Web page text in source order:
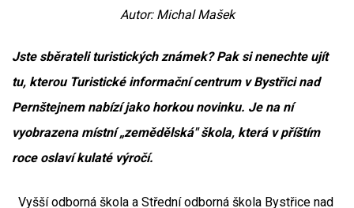
Autor: Michal Mašek
Jste sběrateli turistických známek? Pak si nenechte ujít
tu, kterou Turistické informační centrum v Bystřici nad
Pernštejnem nabízí jako horkou novinku. Je na ní
vyobrazena místní „zemědělská" škola, která v příštím
roce oslaví kulaté výročí.
Vyšší odborná škola a Střední odborná škola Bystřice nad